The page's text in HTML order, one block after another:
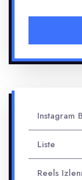
Instagram
Liste
Reels